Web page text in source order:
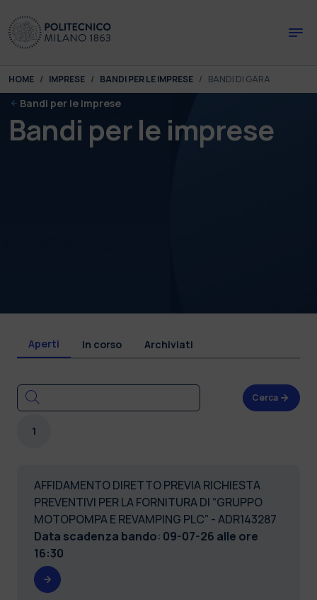
You are here:
HOME IMPRESE BANDI PER LE IMPRESE BANDI DI GARA
Bandi per le imprese
Bandi per le imprese
Aperti In corso Archiviati
Cerca
1
AFFIDAMENTO DIRETTO PREVIA RICHIESTA
PREVENTIVI PER LA FORNITURA DI “GRUPPO
MOTOPOMPA E REVAMPING PLC” - ADR143287
Data scadenza bando: 09-07-26 alle ore
16:30